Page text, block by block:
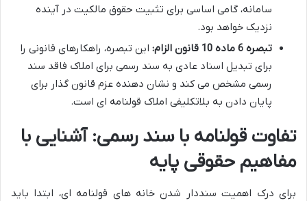
سامانه، گامی اساسی برای تثبیت حقوق مالکیت در آینده
نزدیک خواهد بود.
تبصره 6 ماده 10 قانون الزام:
این تبصره، راهکارهای قانونی را
برای تبدیل اسناد عادی به سند رسمی برای املاک فاقد سند
رسمی مشخص می کند و نشان دهنده عزم قانون گذار برای
پایان دادن به بلاتکلیفی املاک قولنامه ای است.
تفاوت قولنامه با سند رسمی: آشنایی با
مفاهیم حقوقی پایه
برای درک اهمیت سنددار شدن خانه های قولنامه ای، ابتدا باید